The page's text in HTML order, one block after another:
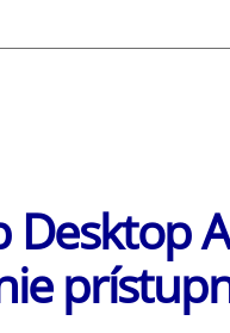
Desktop